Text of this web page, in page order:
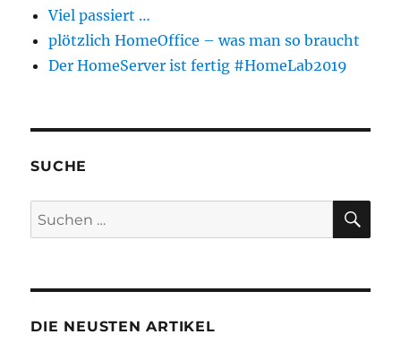
Viel passiert …
plötzlich HomeOffice – was man so braucht
Der HomeServer ist fertig #HomeLab2019
SUCHE
Suchen
nach:
DIE NEUSTEN ARTIKEL